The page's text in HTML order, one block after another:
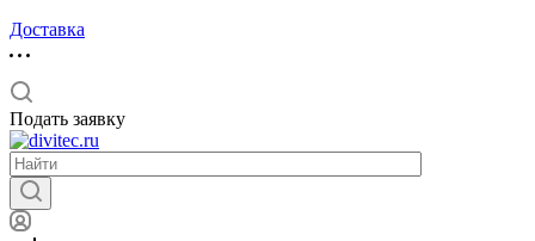
Доставка
Подать заявку